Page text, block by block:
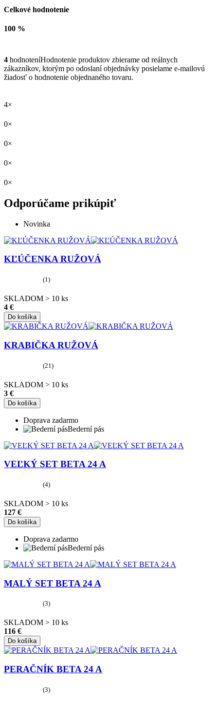
Celkové hodnotenie
100 %
4 hodnoteníHodnotenie produktov zbierame od reálnych
zákazníkov, ktorým po odoslaní objednávky posielame e-mailovú
žiadosť o hodnotenie objednaného tovaru.
4×
0×
0×
0×
0×
Odporúčame prikúpiť
Novinka
KĽÚČENKA RUŽOVÁ
(1)
SKLADOM > 10 ks
4 €
Do košíka
KRABIČKA RUŽOVÁ
(21)
SKLADOM > 10 ks
3 €
Do košíka
Doprava zadarmo
Bederní pás
VEĽKÝ SET BETA 24 A
(4)
SKLADOM > 10 ks
127 €
Do košíka
Doprava zadarmo
Bederní pás
MALÝ SET BETA 24 A
(3)
SKLADOM > 10 ks
116 €
Do košíka
PERAČNÍK BETA 24 A
(3)